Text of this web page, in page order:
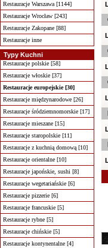
Restauracje Warszawa [1144]
Restauracje Wrocław [243]
Restauracje Zakopane [88]
Restauracje inne
Typy Kuchni
Restauracje polskie [58]
Restauracje włoskie [37]
Restauracje europejskie [30]
Restauracje międzynarodowe [26]
Restauracje śródziemnomorskie [17]
Restauracje mieszane [15]
Restauracje staropolskie [11]
Restauracje z kuchnią domową [10]
Restauracje orientalne [10]
Restauracje japońskie, sushi [8]
Restauracje wegetariańskie [6]
Restauracje pizzerie [6]
Restauracje francuskie [5]
Restauracje rybne [5]
Restauracje chińskie [5]
Restauracje kontynentalne [4]